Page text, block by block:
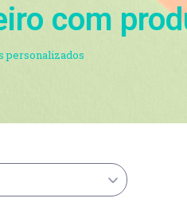
com
personalizados